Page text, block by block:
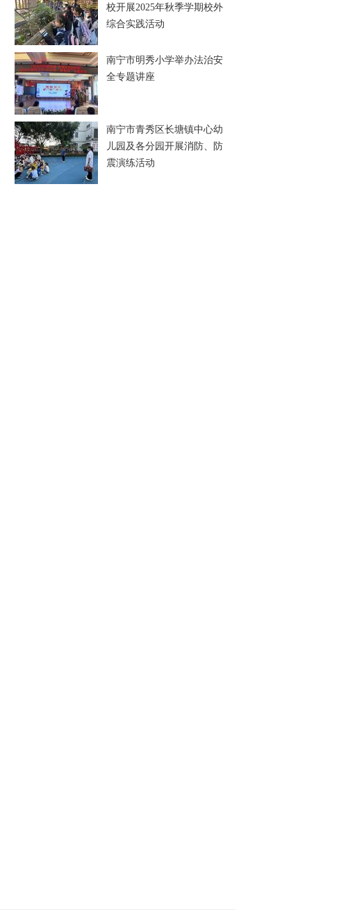
校开展2025年秋季学期校外
综合实践活动
南宁市明秀小学举办法治安
全专题讲座
南宁市青秀区长塘镇中心幼
儿园及各分园开展消防、防
震演练活动